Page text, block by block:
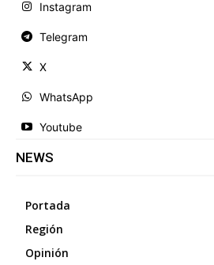
Instagram
Telegram
X
WhatsApp
Youtube
NEWS
Portada
Región
Opinión